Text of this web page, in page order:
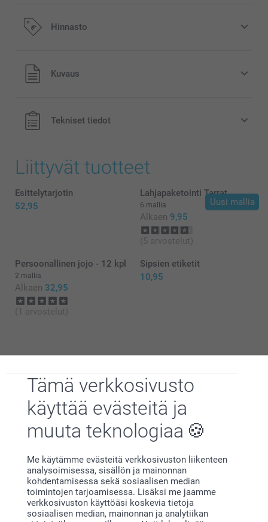
Tämä verkkosivusto
käyttää evästeitä ja
muuta teknologiaa
Me käytämme evästeitä verkkosivuston liikenteen
analysoimisessa, sisällön ja mainonnan
kohdentamisessa sekä sosiaalisen median
toimintojen tarjoamisessa. Lisäksi me jaamme
verkkosivuston käyttöäsi koskevia tietoja
sosiaalisen median, mainonnan ja analytiikan
Hinnasto
Kaikki hinnat ovat euroina, sisältävät arvonlisäveron ja
eivät sisällä postikuluja.
Kuvaus
Tekniset tiedot
Liittyvät tuotteet
Esittelytarjotin
52,95
Uusi mallia
Lahjapaketointi Tarrat
6 mallia
Alkaen 9,95
(5 arvostelut)
Persoonallinen jojo - 12 kpl
2 mallia
Alkaen 32,95
(1 arvostelut)
Sipsien etiketit
10,95
Miksi smartphoto
Tyytyväisyystakuu